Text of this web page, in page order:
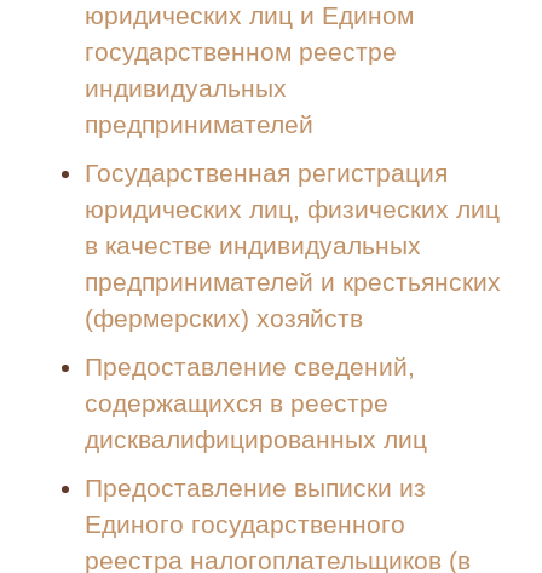
юридических лиц и Едином
государственном реестре
индивидуальных
предпринимателей
Государственная регистрация
юридических лиц, физических лиц
в качестве индивидуальных
предпринимателей и крестьянских
(фермерских) хозяйств
Предоставление сведений,
содержащихся в реестре
дисквалифицированных лиц
Предоставление выписки из
Единого государственного
реестра налогоплательщиков (в